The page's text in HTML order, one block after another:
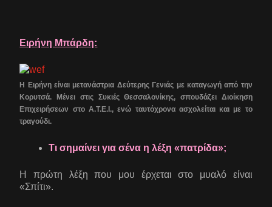
Ειρήνη Μπάρδη:
Η Ειρήνη είναι μετανάστρια Δεύτερης Γενιάς με καταγωγή από την
Κορυτσά. Μένει στις Συκιές Θεσσαλονίκης, σπουδάζει Διοίκηση
Επιχειρήσεων στο Α.Τ.Ε.Ι., ενώ ταυτόχρονα ασχολείται και με το
τραγούδι.
Τι σημαίνει για σένα η λέξη «πατρίδα»;
Η πρώτη λέξη που μου έρχεται στο μυαλό είναι
«Σπίτι».